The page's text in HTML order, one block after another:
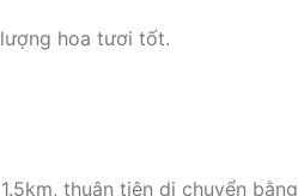
hoa tươi tốt.
thuận tiện di chuyển bằng